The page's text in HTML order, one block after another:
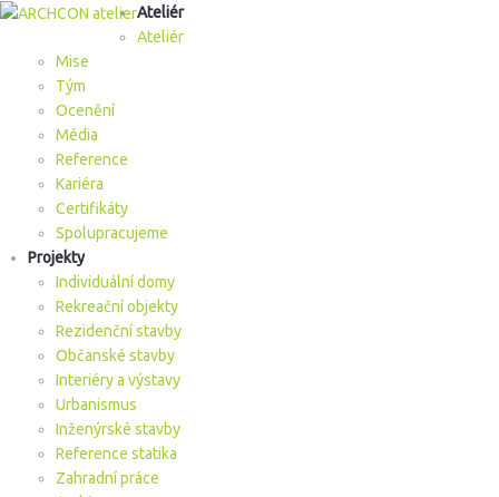
Ateliér
Ateliér
Mise
Tým
Ocenění
Média
Reference
Kariéra
Certifikáty
Spolupracujeme
Projekty
Individuální domy
Rekreační objekty
Rezidenční stavby
Občanské stavby
Interiéry a výstavy
Urbanismus
Inženýrské stavby
Reference statika
Zahradní práce